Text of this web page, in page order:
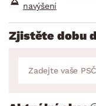
navýšení
Zjistěte dobu